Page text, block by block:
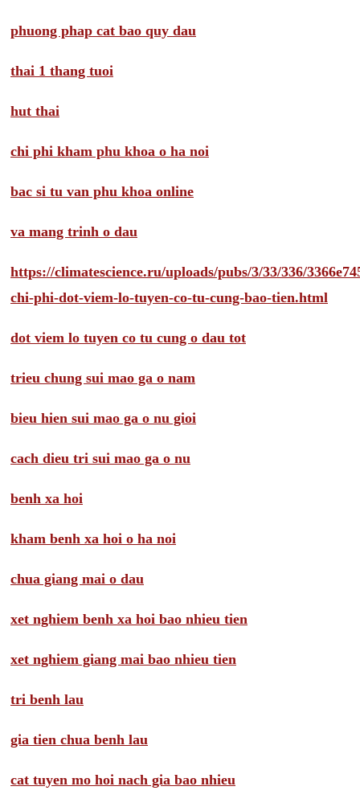
phuong phap cat bao quy dau
thai 1 thang tuoi
hut thai
chi phi kham phu khoa o ha noi
bac si tu van phu khoa online
va mang trinh o dau
https://climatescience.ru/uploads/pubs/3/33/336/
chi-phi-dot-viem-lo-tuyen-co-tu-cung-bao-tien.html
dot viem lo tuyen co tu cung o dau tot
trieu chung sui mao ga o nam
bieu hien sui mao ga o nu gioi
cach dieu tri sui mao ga o nu
benh xa hoi
kham benh xa hoi o ha noi
chua giang mai o dau
xet nghiem benh xa hoi bao nhieu tien
xet nghiem giang mai bao nhieu tien
tri benh lau
gia tien chua benh lau
cat tuyen mo hoi nach gia bao nhieu